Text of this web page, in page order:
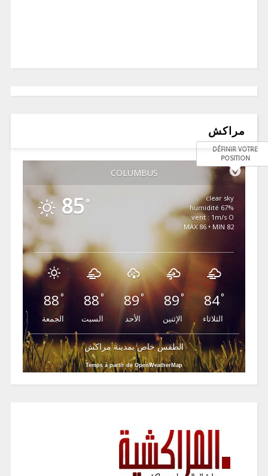
مراكش
COLUMBUS
DÉFINIR VOTRE
POSITION
85 °
clear sky
67% humidité
vent : 1m/s O
MAX 86 • MIN 82
88°
الجمعة
88°
السبت
89°
الأحد
89°
الإثنين
84°
الثلاثاء
الطقس خاص بمدينة مراكش
Temps à partir de OpenWeatherMap